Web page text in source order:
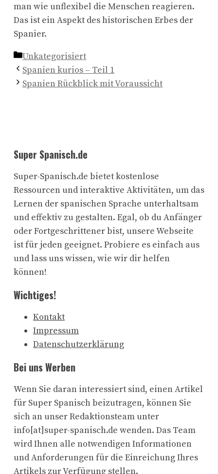
man wie unflexibel die Menschen reagieren.
Das ist ein Aspekt des historischen Erbes der
Spanier.
Kategorien
Unkategorisiert
Spanien kurios – Teil 1
Spanien Rückblick mit Voraussicht
Super Spanisch.de
Super-Spanisch.de bietet kostenlose
Ressourcen und interaktive Aktivitäten, um das
Lernen der spanischen Sprache unterhaltsam
und effektiv zu gestalten. Egal, ob du Anfänger
oder Fortgeschrittener bist, unsere Webseite
ist für jeden geeignet. Probiere es einfach aus
und lass uns wissen, wie wir dir helfen
können!
Wichtiges!
Kontakt
Impressum
Datenschutzerklärung
Bei uns Werben
Wenn Sie daran interessiert sind, einen Artikel
für Super Spanisch beizutragen, können Sie
sich an unser Redaktionsteam unter
info[at]super-spanisch.de wenden. Das Team
wird Ihnen alle notwendigen Informationen
und Anforderungen für die Einreichung Ihres
Artikels zur Verfügung stellen.